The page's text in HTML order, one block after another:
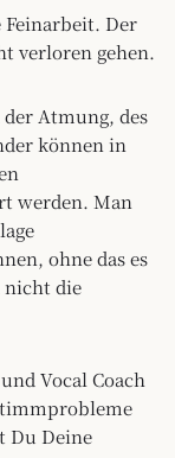
Der
verloren gehen.
Atmung, des
können in
werden. Man
ohne das es
nicht die
Vocal Coach
Du Deine